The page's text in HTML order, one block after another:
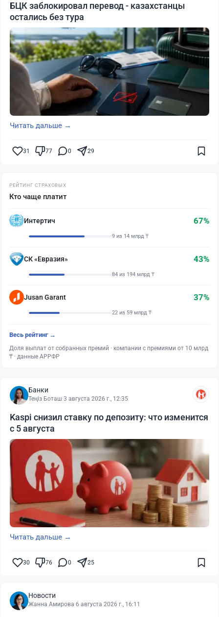
БЦК заблокировал перевод - казахстанцы
остались без тура
Читать дальше →
31 77 0 29
РЕЙТИНГ СТРАХОВЫХ
Кто чаще платит
Интертич 67%
9 из 14 млрд ₸
СК «Евразия» 43%
84 из 194 млрд ₸
Jusan Garant 37%
22 из 59 млрд ₸
Весь рейтинг →
Доля выплат от собранных премий · компании с премиями от 10 млрд
₸ · данные АРРФР
Банки
Теңіз Боташ·3 августа 2026 г., 12:35
Kaspi снизил ставку по депозиту: что изменится
с 5 августа
Читать дальше →
30 76 0 25
Новости
Жанна Амирова·6 августа 2026 г., 16:11